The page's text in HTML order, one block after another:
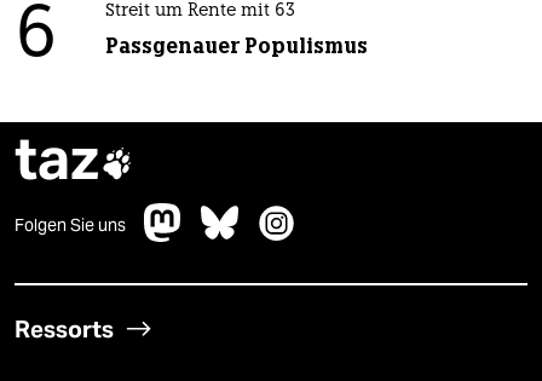
6 Streit um Rente mit 63
Passgenauer Populismus
taz
Folgen Sie uns
Ressorts